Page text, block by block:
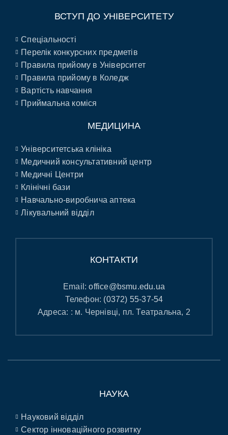
ВСТУП ДО УНІВЕРСИТЕТУ
Спеціальності
Перелік конкурсних предметів
Правила прийому в Університет
Правила прийому в Коледж
Вартість навчання
Приймальна коміся
МЕДИЦИНА
Університетська клініка
Медичний консультативний центр
Медичні Центри
Клінічні бази
Навчально-виробнича аптека
Лікувальний відділ
КОНТАКТИ
Email:office@bsmu.edu.ua
Телефон: (0372) 55-37-54
Адреса: : м. Чернівці, пл. Театральна, 2
НАУКА
Науковий відділ
Сектор інноваційного розвитку